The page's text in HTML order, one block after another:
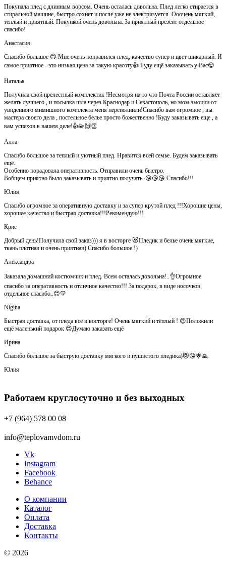
Покупала плед с длинным ворсом. Очень осталась довольна. Плед легко стирается в
стиральной машине, быстро сохнет и после уже не электризуется. Ооочень мягкий,
теплый и приятный. Покупкой очень довольна. За приятный презент отдельное
спасибо!
Анастасия
Спасибо большое 😊 Мне очень понравился плед, качество супер и цвет шикарный. И
самое приятное - это низкая цена за такую красоту👍 Буду ещё заказывать у Вас😊
Наталья
Получила свой прелестный комплектик !Несмотря на то что Почта России оставляет
желать лучшего , и посылка шла через Краснодар и Севастополь, но мом эмоции от
увиденного мимишного комплекта меня переполнили!Спасибо вам огромное , вы
мастера своего дела , постельное белье просто божественно !Буду заказывать еще , а
вам успехов в вашем деле!👍💫🙌👏
Алла
Спасибо большое за теплый и уютный плед. Нравится всей семье. Будем заказывать
ещё.
Особенно порадовала оперативность. Отправили очень быстро.
Вобщем приятно было заказывать и приятно получать. 😘😘😘 Спасибо!!!
Юлия
Спасибо огромное за оперативную доставку и за супер крутой плед !!!Хорошие цены,
хорошее качество и быстрая доставка!!!Рекомендую!!!
Крис
Добрый день!Получила свой заказ))) я в восторге 😻Пледик и белье очень мягкие,
ткань плотная и очень приятная) Спасибо большое !)
Александра
Заказала домашний костюмчик и плед. Всем осталась довольна!..👌Огромное
спасибо за оперативность и отличное качество!!! За подарок, в виде носочков,
отдельное спасибо..😊💛
Nigina
Быстрая доставка, от пледа все в восторге! Очень мягкий и тёплый ! 😍Положили
ещё маленький подарок 😊Думаю заказать ещё
Ирина
Спасибо большое за быструю доставку мягкого и пушистого пледика)😻😘🌟🙏
Юлия
Работаем круглосуточно и без выходных
+7 (964) 578 00 08
info@teplovamvdom.ru
Vk
Instagram
Facebook
Behance
О компании
Каталог
Оплата
Доставка
Контакты
© 2026